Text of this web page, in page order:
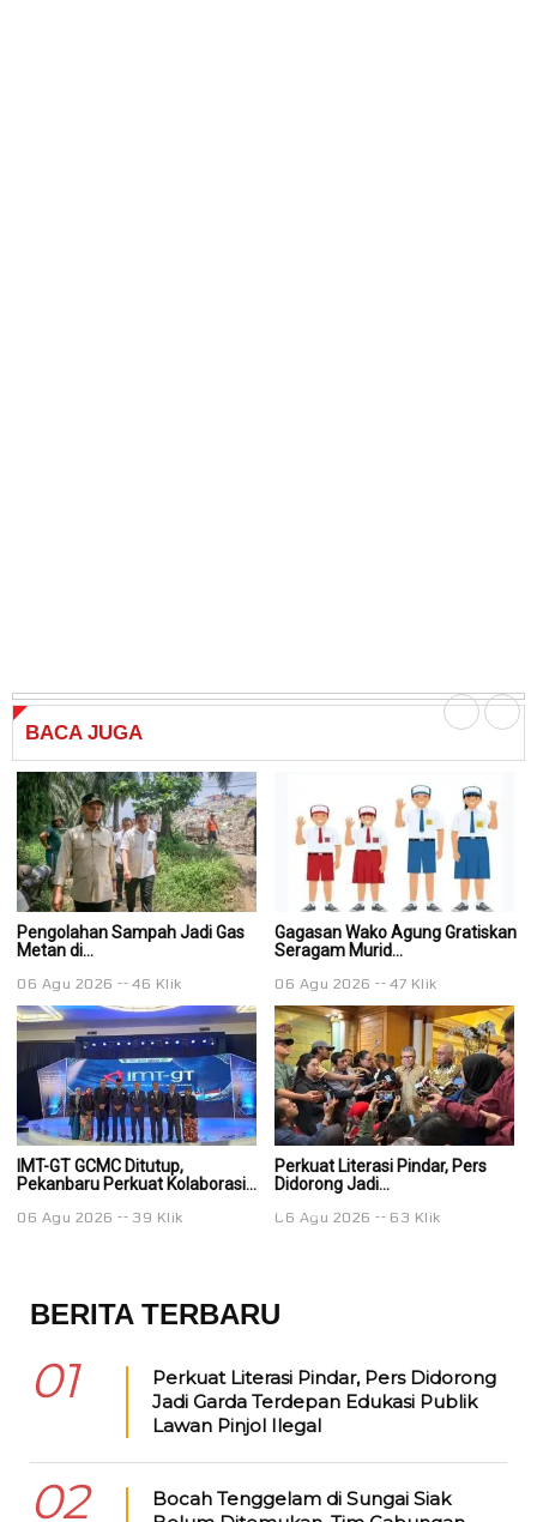
BACA JUGA
Pengolahan Sampah Jadi Gas
Metan di...
06 Agu 2026 46 Klik
Gagasan Wako Agung Gratiskan
Seragam Murid...
06 Agu 2026 47 Klik
IMT-GT GCMC Ditutup,
Pekanbaru Perkuat Kolaborasi...
06 Agu 2026 39 Klik
Perkuat Literasi Pindar, Pers
Didorong Jadi...
06 Agu 2026 63 Klik
BERITA TERBARU
01
Perkuat Literasi Pindar, Pers Didorong
Jadi Garda Terdepan Edukasi Publik
Lawan Pinjol Ilegal
02
Bocah Tenggelam di Sungai Siak